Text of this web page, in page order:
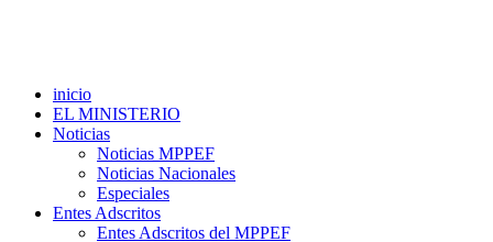
inicio
EL MINISTERIO
Noticias
Noticias MPPEF
Noticias Nacionales
Especiales
Entes Adscritos
Entes Adscritos del MPPEF